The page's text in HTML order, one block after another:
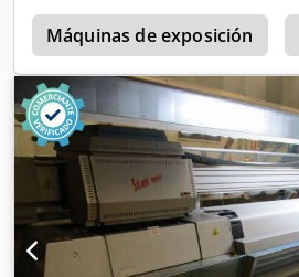
Máquinas de exposición